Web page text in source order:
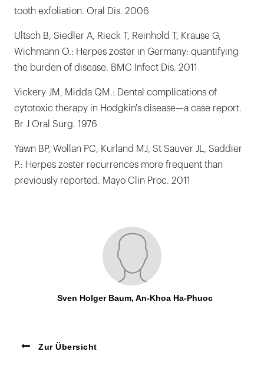
tooth exfoliation. Oral Dis. 2006
Ultsch B, Siedler A, Rieck T, Reinhold T, Krause G,
Wichmann O.: Herpes zoster in Germany: quantifying
the burden of disease. BMC Infect Dis. 2011
Vickery JM, Midda QM.: Dental complications of
cytotoxic therapy in Hodgkin's disease—a case report.
Br J Oral Surg. 1976
Yawn BP, Wollan PC, Kurland MJ, St Sauver JL, Saddier
P.: Herpes zoster recurrences more frequent than
previously reported. Mayo Clin Proc. 2011
Sven Holger Baum, An-Khoa Ha-Phuoc
Zur Übersicht